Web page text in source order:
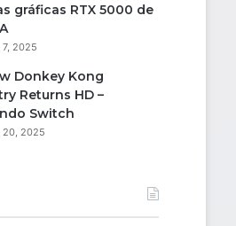
gráficas RTX 5000 de
7, 2025
Donkey Kong
Returns HD –
Switch
20, 2025